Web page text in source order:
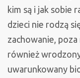
kim są i jak sobie
dzieci nie rodzą
zachowanie, poza
również
uwarunkowany